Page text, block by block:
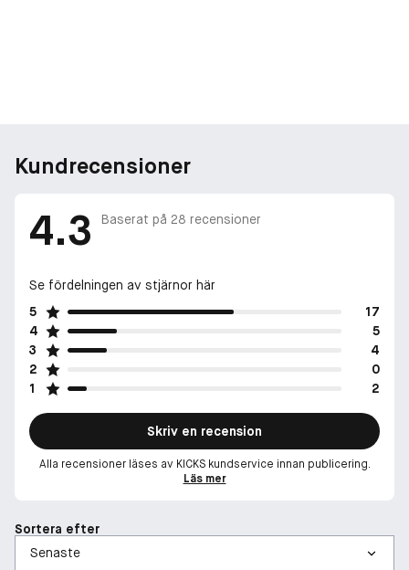
Kundrecensioner
4.3 Baserat på 28 recensioner
Se fördelningen av stjärnor här
5
17
4
5
3
4
2
0
1
2
Skriv en recension
Alla recensioner läses av KICKS kundservice innan publicering.
Läs mer
Sortera efter